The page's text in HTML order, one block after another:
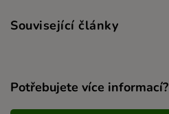
Související články
Potřebujete více informací?